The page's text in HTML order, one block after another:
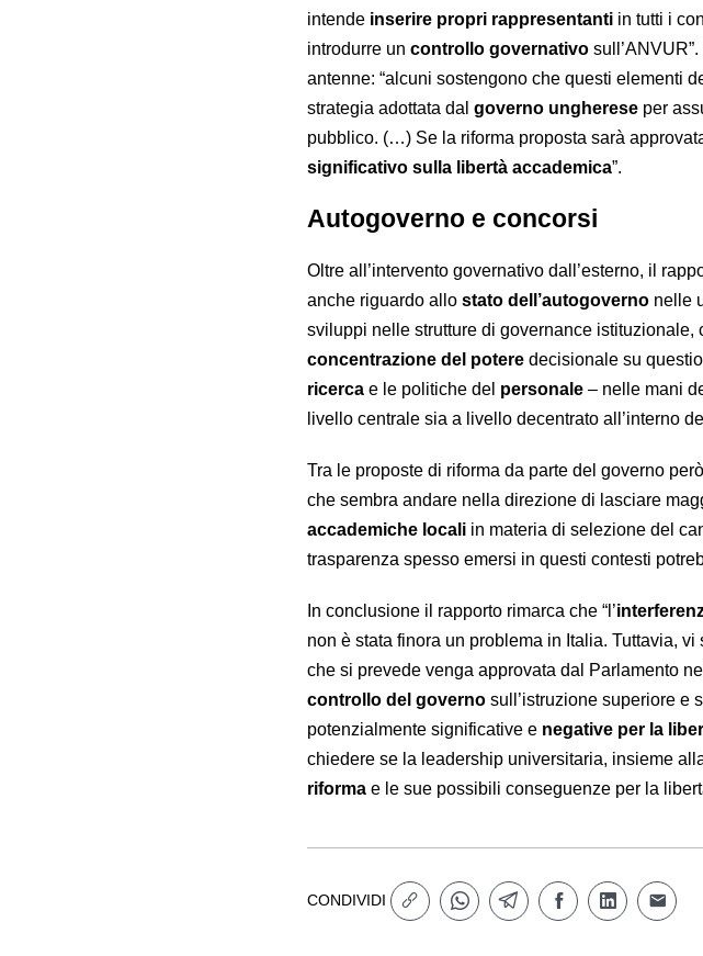
intende inserire propri rappresentanti in tutti i
introdurre un controllo governativo
antenne: “alcuni sostengono che questi elementi
strategia adottata dal governo ungherese per
pubblico. (…) Se la riforma proposta sarà
significativo sulla libertà accademica”.
Autogoverno e concorsi
Oltre all’intervento governativo dall’esterno, il
anche riguardo allo stato dell’autogoverno nelle
sviluppi nelle strutture di governance istituzionale,
concentrazione del potere decisionale su
ricerca e le politiche del personale – nelle mani
livello centrale sia a livello decentrato all’interno
Tra le proposte di riforma da parte del governo
che sembra andare nella direzione di lasciare
accademiche locali in materia di selezione del
trasparenza spesso emersi in questi contesti
In conclusione il rapporto rimarca che “l’
non è stata finora un problema in Italia. Tuttavia,
che si prevede venga approvata dal Parlamento
controllo del governo sull’istruzione superiore e
potenzialmente significative e negative per la
chiedere se la leadership universitaria, insieme
riforma e le sue possibili conseguenze per la
CONDIVIDI